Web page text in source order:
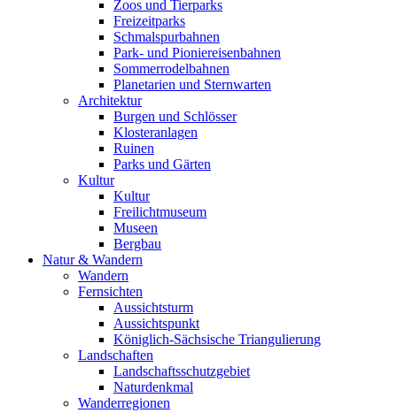
Zoos und Tierparks
Freizeitparks
Schmalspurbahnen
Park- und Pioniereisenbahnen
Sommerrodelbahnen
Planetarien und Sternwarten
Architektur
Burgen und Schlösser
Klosteranlagen
Ruinen
Parks und Gärten
Kultur
Kultur
Freilichtmuseum
Museen
Bergbau
Natur & Wandern
Wandern
Fernsichten
Aussichtsturm
Aussichtspunkt
Königlich-Sächsische Triangulierung
Landschaften
Landschaftsschutzgebiet
Naturdenkmal
Wanderregionen